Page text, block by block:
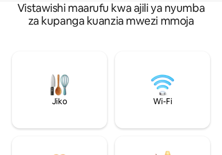
Vistawishi maarufu kwa ajili ya nyumba
za kupanga kuanzia mwezi mmoja
Jiko Wi-Fi